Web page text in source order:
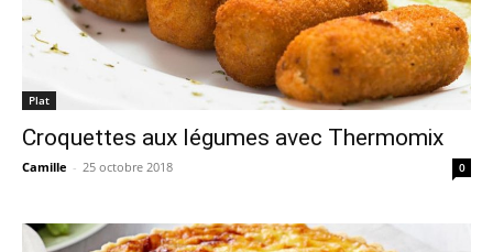
Plat
Croquettes aux légumes avec Thermomix
Camille - 25 octobre 2018 0